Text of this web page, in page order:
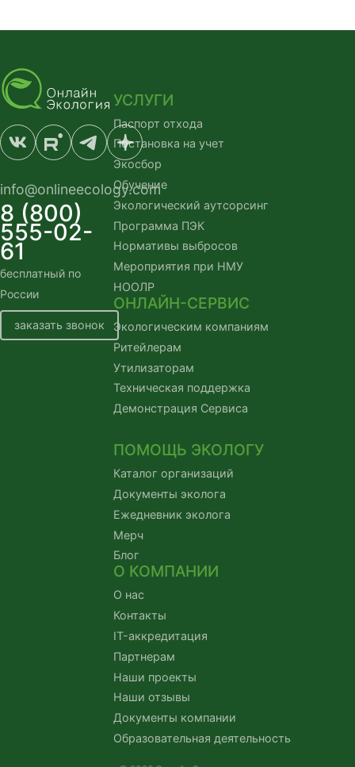
info@onlineecology.com
8 (800)
555-02-
61
бесплатный по
России
заказать звонок
УСЛУГИ
Паспорт отхода
Постановка на учет
Экосбор
Обучение
Экологический аутсорсинг
Программа ПЭК
Нормативы выбросов
Мероприятия при НМУ
НООЛР
ОНЛАЙН-СЕРВИС
Экологическим компаниям
Ритейлерам
Утилизаторам
Техническая поддержка
Демонстрация Сервиса
ПОМОЩЬ ЭКОЛОГУ
Каталог организаций
Документы эколога
Ежедневник эколога
Мерч
Блог
О КОМПАНИИ
О нас
Контакты
IT-аккредитация
Партнерам
Наши проекты
Наши отзывы
Документы компании
Образовательная деятельность